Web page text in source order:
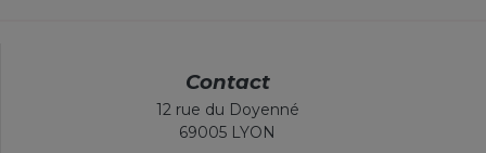
Contact
12 rue du Doyenné
69005 LYON